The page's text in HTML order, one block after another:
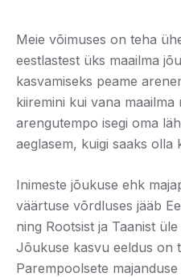
Meie võimuses on teha
eestlastest üks maailma
kasvamiseks peame
kiiremini kui vana maailma
arengutempo isegi oma
aeglasem, kuigi saaks olla
Inimeste jõukuse ehk
väärtuse võrdluses jääb
ning Rootsist ja Taanist
Jõukuse kasvu eeldus on
Parempoolsete